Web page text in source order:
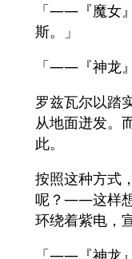
「——『魔女
斯。」
「——『神龙
罗兹瓦尔以踏
从地面迸发。
此。
按照这种方式
呢？——这样
环绕着紫电，